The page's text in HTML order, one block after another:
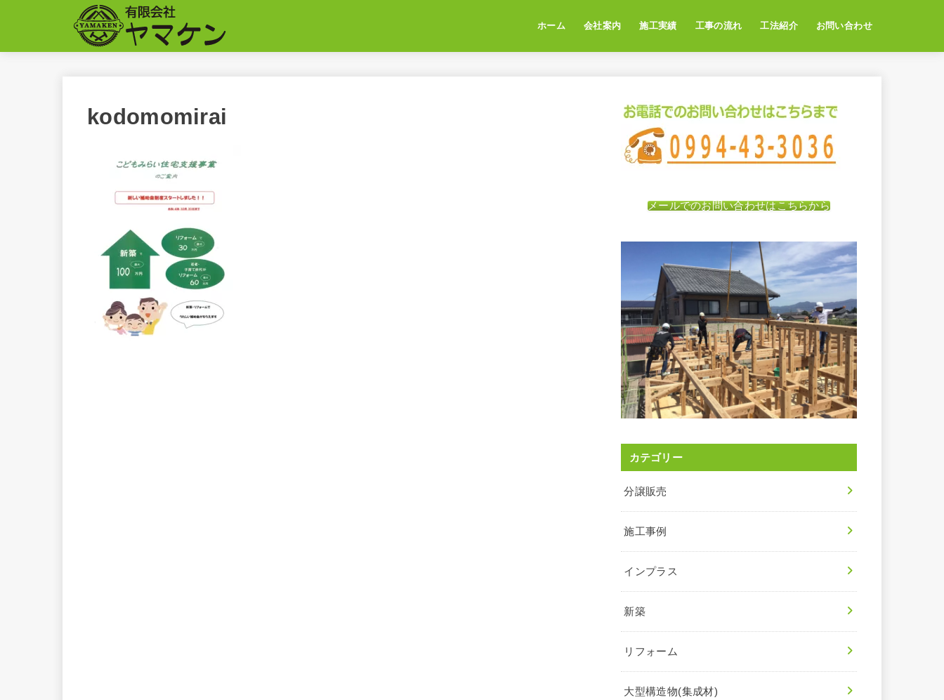
ホーム 会社案内 施工実績 工事の流れ 工法紹介 お問い合わせ
kodomomirai
メールでのお問い合わせはこちらから
カテゴリー
分譲販売
施工事例
インプラス
新築
リフォーム
大型構造物(集成材)